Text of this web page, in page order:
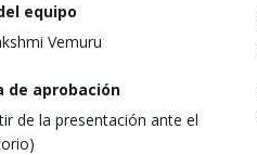
equipo
Vemuru
de aprobación
de la presentación ante el